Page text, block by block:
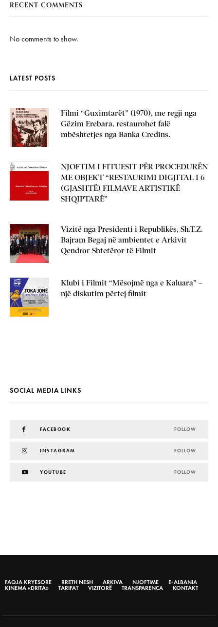
RECENT COMMENTS
No comments to show.
LATEST POSTS
Filmi “Guximtarët” (1970), me regji nga
Gëzim Erebara, restaurohet falë
mbështetjes nga Banka Credins.
NJOFTIM I FITUESIT PËR PROCEDURËN
ME OBJEKT “RESTAURIMI DIGJITAL I 6
(GJASHTË) FILMAVE ARTISTIKË
SHQIPTARË”
Vizitë nga Presidenti i Republikës, Sh.T.Z.
Bajram Begaj në ambientet e Arkivit
Qendror Shtetëror të Filmit
Klubi i Filmit “Mësojmë nga e Kaluara” –
një diskutim përtej filmit
SOCIAL MEDIA LINKS
FACEBOOK FOLLOW
INSTAGRAM FOLLOW
YOUTUBE FOLLOW
FAQJA KRYESORE RRETH NESH ARKIVA NJOFTIME
E-ALBANIA
KINEMA «DRITA»
TARIFAT VIZITORË TRANSPARENCA KONTAKT